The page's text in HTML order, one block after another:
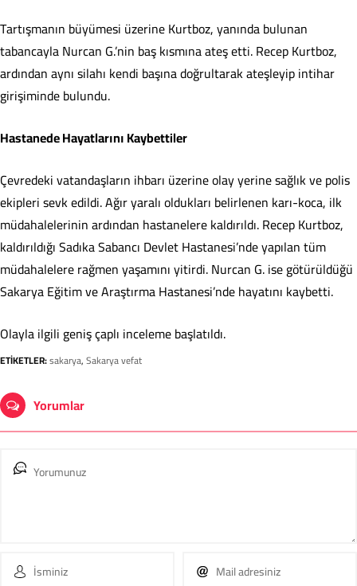
Tartışmanın büyümesi üzerine Kurtboz, yanında bulunan
tabancayla Nurcan G.’nin baş kısmına ateş etti. Recep Kurtboz,
ardından aynı silahı kendi başına doğrultarak ateşleyip intihar
girişiminde bulundu.
Hastanede Hayatlarını Kaybettiler
Çevredeki vatandaşların ihbarı üzerine olay yerine sağlık ve polis
ekipleri sevk edildi. Ağır yaralı oldukları belirlenen karı-koca, ilk
müdahalelerinin ardından hastanelere kaldırıldı. Recep Kurtboz,
kaldırıldığı Sadıka Sabancı Devlet Hastanesi’nde yapılan tüm
müdahalelere rağmen yaşamını yitirdi. Nurcan G. ise götürüldüğü
Sakarya Eğitim ve Araştırma Hastanesi’nde hayatını kaybetti.
Olayla ilgili geniş çaplı inceleme başlatıldı.
ETİKETLER:sakarya,Sakarya vefat
Yorumlar